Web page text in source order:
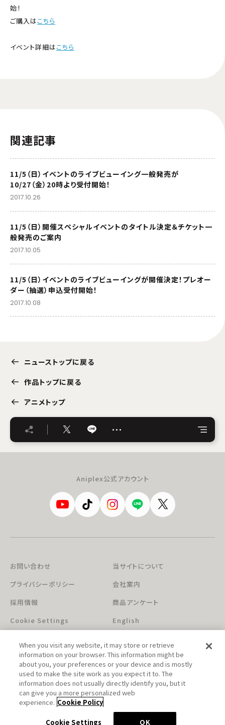
始！
ご購入はこちら
イベント詳細はこちら
関連記事
11/5（日）イベントのライブビューイング一般発売が
10/27（金）20時より受付開始！
2017.10.26
11/5（日）開催スペシャルイベントのタイトル決定＆チケット一
般発売のご案内
2017.10.05
11/5（日）イベントのライブビューイングが開催決定！プレオー
ダー（抽選）申込受付開始！
2017.10.08
ニューストップに戻る
作品トップに戻る
アニメトップ
…
Aniplex公式アカウント
お問い合わせ
当サイトについて
プライバシーポリシー
会社案内
採用情報
商品アンケート
Cookie Settings
English
このホームページに掲載されている著作物の無断利用を禁じます。
When you visit any website, it may store or retrieve
information on your browser. This information might be
about you, your preferences or your device and is mostly
used to make the site work as you expect it to. The
information does not usually directly identify you, but it
can give you a more personalized web
experience. Cookie Policy
Cookie Settings OK